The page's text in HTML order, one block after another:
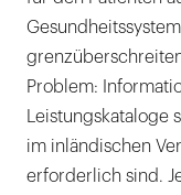
Problem:
im inländischen
erforderlich sind.